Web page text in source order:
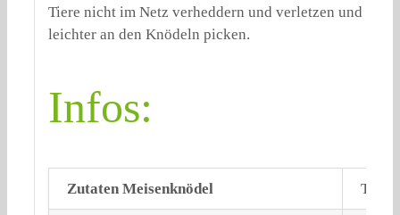
Tiere nicht im Netz verheddern und verletzen und
leichter an den Knödeln picken.
Infos:
Zutaten Meisenknödel